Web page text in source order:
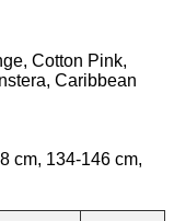
Cotton Pink,
Caribbean
cm, 134-146 cm,